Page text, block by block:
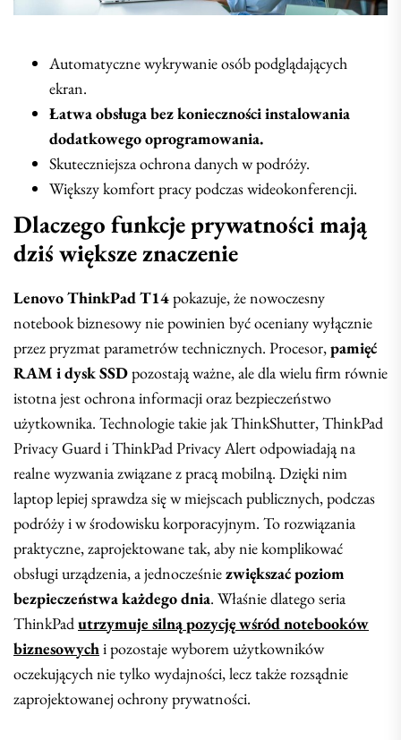
Automatyczne wykrywanie osób podglądających
ekran.
Łatwa obsługa bez konieczności instalowania
dodatkowego oprogramowania.
Skuteczniejsza ochrona danych w podróży.
Większy komfort pracy podczas wideokonferencji.
Dlaczego funkcje prywatności mają
dziś większe znaczenie
Lenovo ThinkPad T14pokazuje, że nowoczesny
notebook biznesowy nie powinien być oceniany wyłącznie
przez pryzmat parametrów technicznych. Procesor,pamięć
RAM i dysk SSDpozostają ważne, ale dla wielu firm równie
istotna jest ochrona informacji oraz bezpieczeństwo
użytkownika. Technologie takie jak ThinkShutter, ThinkPad
Privacy Guard i ThinkPad Privacy Alert odpowiadają na
realne wyzwania związane z pracą mobilną. Dzięki nim
laptop lepiej sprawdza się w miejscach publicznych, podczas
podróży i w środowisku korporacyjnym. To rozwiązania
praktyczne, zaprojektowane tak, aby nie komplikować
obsługi urządzenia, a jednocześniezwiększać poziom
bezpieczeństwa każdego dnia. Właśnie dlatego seria
ThinkPadutrzymuje silną pozycję wśród notebooków
biznesowychi pozostaje wyborem użytkowników
oczekujących nie tylko wydajności, lecz także rozsądnie
zaprojektowanej ochrony prywatności.